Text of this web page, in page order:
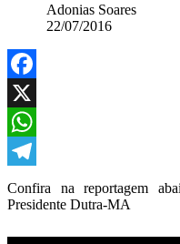
Adonias Soares
22/07/2016
Facebook
X
WhatsApp
Telegram
Confira na reportagem
Presidente Dutra-MA